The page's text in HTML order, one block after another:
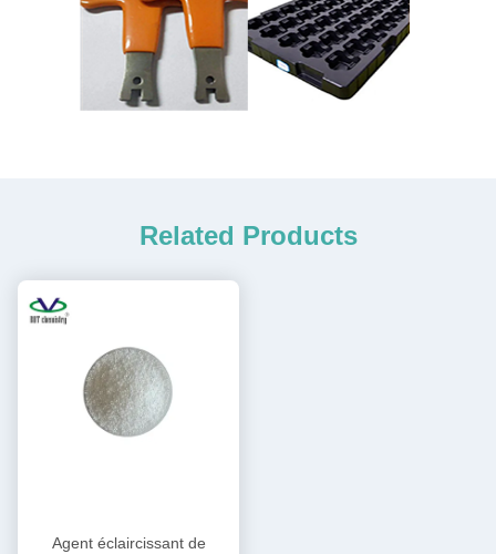
Related Products
Agent éclaircissant de